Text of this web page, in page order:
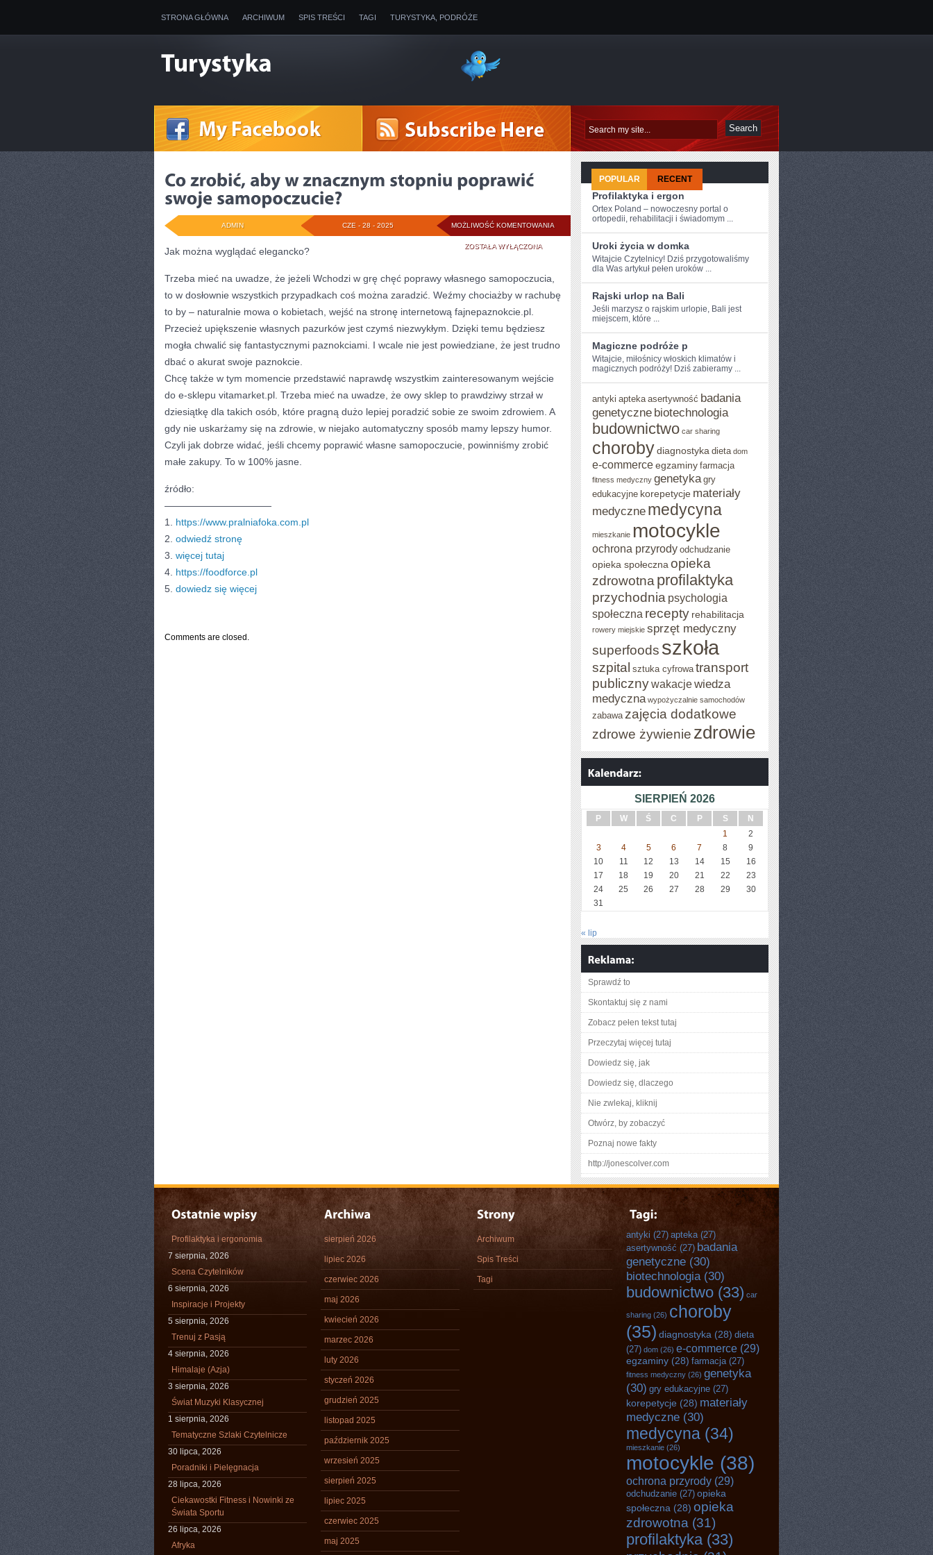
STRONA GŁÓWNA ARCHIWUM SPIS TREŚCI TAGI TURYSTYKA, PODRÓŻE
MOŻLIWOŚĆ KOMENTOWANIA
ZROBIĆ,
ZNACZNYM
STOPNIU
POPRAWIĆ
SWOJE
SAMOPOCZUCIE?
ZOSTAŁA WYŁĄCZONA
CZE - 28 - 2025
ADMIN
Jak można wyglądać elegancko?
Trzeba mieć na uwadze, że jeżeli Wchodzi w grę chęć poprawy własnego samopoczucia,
to w dosłownie wszystkich przypadkach coś można zaradzić. Weźmy chociażby w rachubę
to by – naturalnie mowa o kobietach, wejść na stronę internetową fajnepaznokcie.pl.
Przecież upiększenie własnych pazurków jest czymś niezwykłym. Dzięki temu będziesz
mogła chwalić się fantastycznymi paznokciami. I wcale nie jest powiedziane, że jest trudno
dbać o akurat swoje paznokcie.
Chcę także w tym momencie przedstawić naprawdę wszystkim zainteresowanym wejście
do e-sklepu vitamarket.pl. Trzeba mieć na uwadze, że owy sklep to prawdziwy strzał w
dziesiątkę dla takich osób, które pragną dużo lepiej poradzić sobie ze swoim zdrowiem. A
gdy nie uskarżamy się na zdrowie, w niejako automatyczny sposób mamy lepszy humor.
Czyli jak dobrze widać, jeśli chcemy poprawić własne samopoczucie, powinniśmy zrobić
małe zakupy. To w 100% jasne.
źródło:
———————————
1. https://www.pralniafoka.com.pl
2. odwiedź stronę
3. więcej tutaj
4. https://foodforce.pl
5. dowiedz się więcej
Comments are closed.
POPULAR RECENT
Profilaktyka i ergon
Ortex Poland – nowoczesny portal o
ortopedii, rehabilitacji i świadomym ...
Uroki życia w domka
Witajcie Czytelnicy! Dziś przygotowaliśmy
⁤dla Was artykuł pełen uroków ...
Rajski urlop na Bali
Jeśli‌ marzysz o rajskim urlopie, Bali jest
miejscem, które ...
Magiczne podróże p
Witajcie, miłośnicy włoskich‌ klimatów i
magicznych podróży! Dziś zabieramy ...
antyki apteka asertywność badania
genetyczne biotechnologia
budownictwo car sharing
chorobydiagnostyka dieta dom
e-commerceegzaminy farmacja
fitness medyczny genetyka gry
edukacyjne korepetycje materiały
medyczne medycyna
mieszkanie motocykle
ochrona przyrody odchudzanie
opieka społeczna opieka
zdrowotna profilaktyka
przychodnia psychologia
społeczna recepty rehabilitacja
rowery miejskie sprzęt medyczny
superfoods szkoła
szpital sztuka cyfrowa transport
publicznywakacjewiedza
medyczna wypożyczalnie samochodów
zabawa zajęcia dodatkowe
zdrowe żywienie zdrowie
SIERPIEŃ 2026
P W Ś C P S
N
1
2
3
4 5 6 7 8
9
10
11 12 13 14 15
16
17
18 19 20 21 22
23
24
25 26 27 28 29
30
31
« lip
Sprawdź to
Skontaktuj się z nami
Zobacz pełen tekst tutaj
Przeczytaj więcej tutaj
Dowiedz się, jak
Dowiedz się, dlaczego
Nie zwlekaj, kliknij
Otwórz, by zobaczyć
Poznaj nowe fakty
http://jonescolver.com
Profilaktyka i ergonomia
7 sierpnia, 2026
Scena Czytelników
6 sierpnia, 2026
Inspiracje i Projekty
5 sierpnia, 2026
Trenuj z Pasją
4 sierpnia, 2026
Himalaje (Azja)
3 sierpnia, 2026
Świat Muzyki Klasycznej
1 sierpnia, 2026
Tematyczne Szlaki Czytelnicze
30 lipca, 2026
Poradniki i Pielęgnacja
28 lipca, 2026
Ciekawostki Fitness i Nowinki ze
Świata Sportu
26 lipca, 2026
Afryka
sierpień 2026
lipiec 2026
czerwiec 2026
maj 2026
kwiecień 2026
marzec 2026
luty 2026
styczeń 2026
grudzień 2025
listopad 2025
październik 2025
wrzesień 2025
sierpień 2025
lipiec 2025
czerwiec 2025
maj 2025
Archiwum
Spis Treści
Tagi
antyki (27) apteka(27)
asertywność (27) badania
genetyczne (30)
biotechnologia(30)
budownictwo (33) car
sharing (26) choroby
(35) diagnostyka (28) dieta
(27) dom (26) e-commerce (29)
egzaminy (28) farmacja(27)
fitness medyczny (26) genetyka
(30) gry edukacyjne (27)
korepetycje (28) materiały
medyczne (30)
medycyna (34)
mieszkanie (26)
motocykle (38)
ochrona przyrody (29)
odchudzanie (27) opieka
społeczna (28) opieka
zdrowotna (31)
profilaktyka(33)